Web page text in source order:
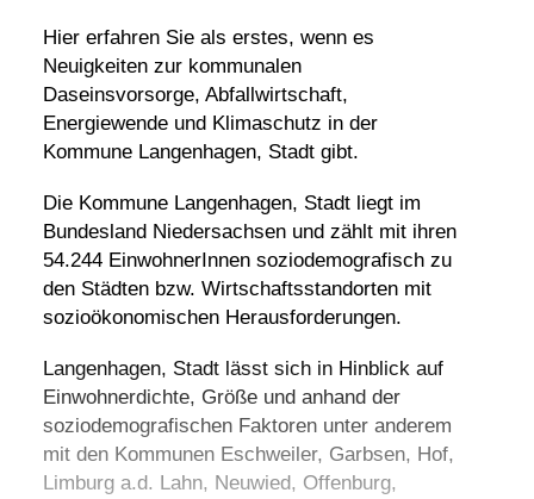
Hier erfahren Sie als erstes, wenn es
Neuigkeiten zur kommunalen
Daseinsvorsorge, Abfallwirtschaft,
Energiewende und Klimaschutz in der
Kommune Langenhagen, Stadt gibt.
Die Kommune Langenhagen, Stadt liegt im
Bundesland Niedersachsen und zählt mit ihren
54.244 EinwohnerInnen soziodemografisch zu
den Städten bzw. Wirtschaftsstandorten mit
sozioökonomischen Herausforderungen.
Langenhagen, Stadt lässt sich in Hinblick auf
Einwohnerdichte, Größe und anhand der
soziodemografischen Faktoren unter anderem
mit den Kommunen Eschweiler, Garbsen, Hof,
Limburg a.d. Lahn, Neuwied, Offenburg,